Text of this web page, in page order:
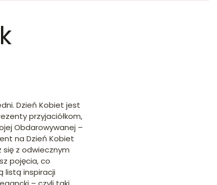
Dzień Kobiet jest
przyjaciółkom,
Obdarowywanej –
na Dzień Kobiet
się z odwiecznym
pojęcia, co
listą inspiracji